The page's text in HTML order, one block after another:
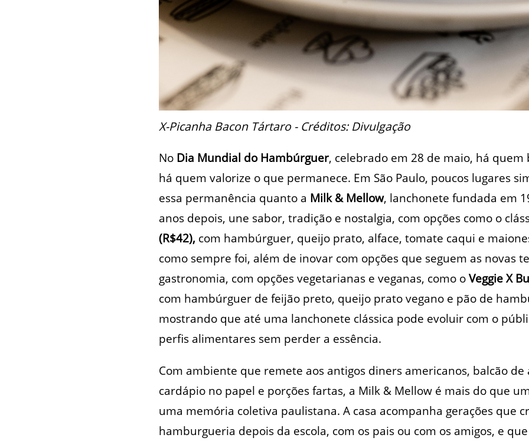
X-Picanha Bacon Tártaro - Créditos: Divulgação
No Dia Mundial do Hambúrguer, celebrado em 28 de maio, há quem
há quem valorize o que permanece. Em São Paulo, poucos lugares
essa permanência quanto a Milk & Mellow, lanchonete fundada em
anos depois, une sabor, tradição e nostalgia, com opções como o
(R$42), com hambúrguer, queijo prato, alface, tomate caqui e
como sempre foi, além de inovar com opções que seguem as novas
gastronomia, com opções vegetarianas e veganas, como oVeggie X
com hambúrguer de feijão preto, queijo prato vegano e pão de
mostrando que até uma lanchonete clássica pode evoluir com o
perfis alimentares sem perder a essência.
Com ambiente que remete aos antigos diners americanos, balcão
cardápio no papel e porções fartas, a Milk & Mellow é mais do que
uma memória coletiva paulistana. A casa acompanha gerações que
hamburgueria depois da escola, com os pais ou com os amigos, e